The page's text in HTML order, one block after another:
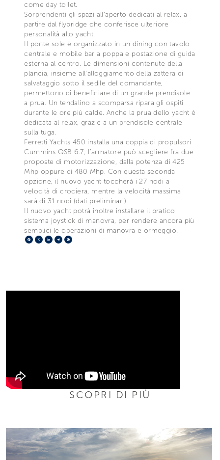
come day toilet.
Sorprendenti gli spazi all’aperto dedicati al relax, a
partire dal flybridge che conferisce ulteriore
personalità allo yacht.
Il ponte sole è organizzato in un dining con tavolo
centrale e mobile bar a poppa e postazione di guida
esterna al centro. Le dimensioni contenute della
plancia, insieme all’alloggiamento della zattera di
salvataggio sotto il sedile del comandante,
permettono di beneficiare di un grande prendisole
a prua. Un tendalino a scomparsa ripara gli ospiti
durante le ore più calde. Anche la prua dello yacht è
dedicata al relax, grazie a un prendisole centrale
sulla tuga.
Ferretti Yachts 450 installa una coppia di propulsori
Cummins QSB 6.7; l’armatore può scegliere fra due
proposte di motorizzazione, dalla potenza di 425
Mhp oppure di 480 Mhp. Con questa seconda
opzione, il nuovo yacht toccherà i 27 nodi a
velocità di crociera, mentre la velocità massima
sarà di 31 nodi (dati preliminari).
Il nuovo yacht potrà inoltre installare il pratico
sistema joystick di manovra, per rendere ancora più
semplici le operazioni di manovra e ormeggio.
Facebook
X LinkedIn
Telegram
SCOPRI DI PIÙ